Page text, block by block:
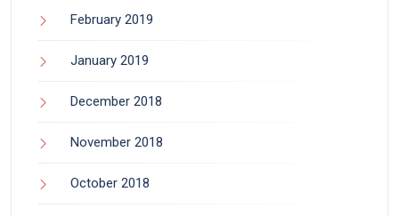
February 2019
January 2019
December 2018
November 2018
October 2018